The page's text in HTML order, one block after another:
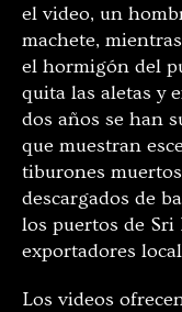
el video, un
machete,
el hormigón del
quita las aletas y
dos años se han
que muestran
tiburones
descargados de
los puertos de Sri
exportadores
Los videos